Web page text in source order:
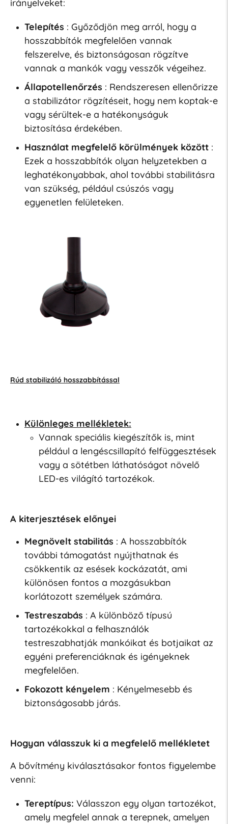
irányelveket:
Telepítés : Győződjön meg arról, hogy a
hosszabbítók megfelelően vannak
felszerelve, és biztonságosan rögzítve
vannak a mankók vagy vesszők végeihez.
Állapotellenőrzés : Rendszeresen ellenőrizze
a stabilizátor rögzítéseit, hogy nem koptak-e
vagy sérültek-e a hatékonyságuk
biztosítása érdekében.
Használat megfelelő körülmények között:
Ezek a hosszabbítók olyan helyzetekben a
leghatékonyabbak, ahol további stabilitásra
van szükség, például csúszós vagy
egyenetlen felületeken.
Rúd stabilizáló hosszabbítással
Különleges mellékletek:
Vannak speciális kiegészítők is, mint
például a lengéscsillapító felfüggesztések
vagy a sötétben láthatóságot növelő
LED-es világító tartozékok.
A kiterjesztések előnyei
Megnövelt stabilitás : A hosszabbítók
további támogatást nyújthatnak és
csökkentik az esések kockázatát, ami
különösen fontos a mozgásukban
korlátozott személyek számára.
Testreszabás : A különböző típusú
tartozékokkal a felhasználók
testreszabhatják mankóikat és botjaikat az
egyéni preferenciáknak és igényeknek
megfelelően.
Fokozott kényelem : Kényelmesebb és
biztonságosabb járás.
Hogyan válasszuk ki a megfelelő mellékletet
A bővítmény kiválasztásakor fontos figyelembe
venni:
Tereptípus: Válasszon egy olyan tartozékot,
amely megfelel annak a terepnek, amelyen